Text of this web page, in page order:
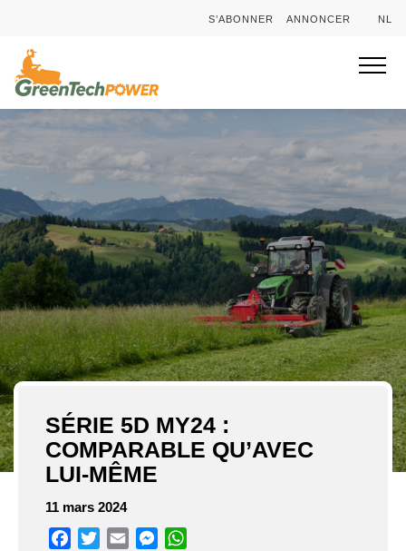
S’ABONNER ANNONCER NL
SÉRIE 5D MY24 :
COMPARABLE QU’AVEC
LUI-MÊME
11 mars 2024
Facebook
TwitterEmail Messenger